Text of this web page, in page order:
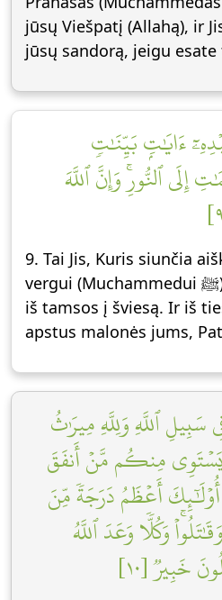
jūsų Viešpatį (Allahą), ir
jūsų sandorą, jeigu
ءَايَٰتِۭ بَيِّنَٰتٖ
ٱلنُّورِۚ وَإِنَّ ٱللَّهَ
9. Tai Jis, Kuris siunčia
vergui (Muchammedui ﷺ), kad ištrauktų jus
iš tamsos į šviesą. Ir iš
apstus malonės jums,
سَبِيلِ ٱللَّهِ وَلِلَّهِ مِيرَٰثُ
مِنكُم مَّنۡ أَنفَقَ
أَعۡظَمُ دَرَجَةٗ مِّنَ
وَكُلّٗا وَعَدَ ٱللَّهُ
خَبِيرٞ [١٠]